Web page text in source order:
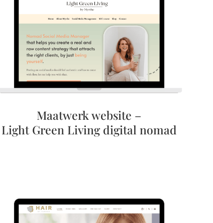
Maatwerk website –
Light Green Living digital nomad